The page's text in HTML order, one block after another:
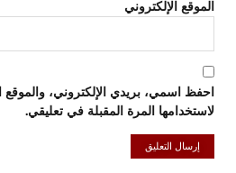
الموقع الإلكتروني
احفظ اسمي، بريدي الإلكتروني، والموقع
لاستخدامها المرة المقبلة في تعليقي.